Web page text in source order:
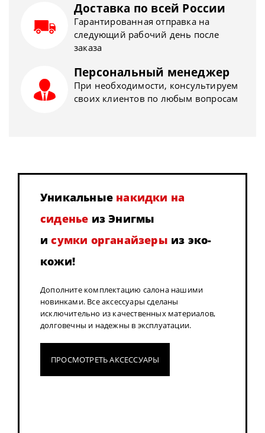
Доставка по всей России
Гарантированная отправка на
следующий рабочий день после
заказа
Персональный менеджер
При необходимости, консультируем
своих клиентов по любым вопросам
Уникальные накидки на
сиденье из Энигмы
исумки органайзеры из эко-
кожи!
Дополните комплектацию салона нашими
новинками. Все аксессуары сделаны
исключительно из качественных материалов,
долговечны и надежны в эксплуатации.
ПРОСМОТРЕТЬ АКСЕССУАРЫ